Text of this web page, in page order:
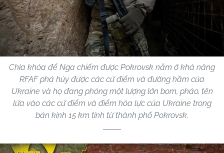
Chìa khóa để Nga chiếm được Pokrovsk nằm ở khả năng
RFAF phá hủy được các cứ điểm và đường hầm của
Ukraine và họ đang phóng một lượng lớn bom, pháo, tên
lửa vào các cứ điểm và điểm hỏa lực của Ukraine trong
bán kính 15 km tính từ thành phố Pokrovsk.